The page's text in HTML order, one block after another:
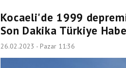
Kocaeli'de 1999
Son Dakika Türkiye
26.02.2023 - Pazar 11:36